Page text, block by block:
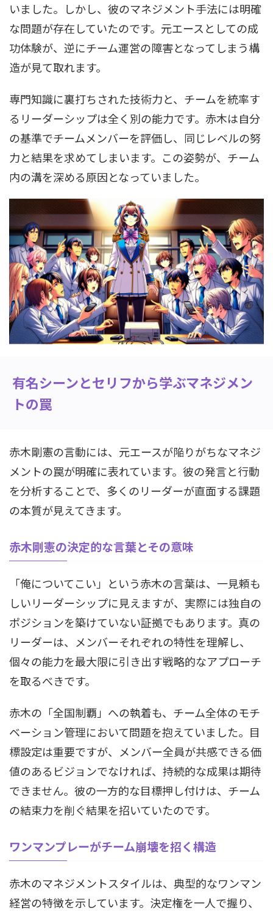
いました。しかし、彼のマネジメント手法には明確
な問題が存在していたのです。元エースとしての成
功体験が、逆にチーム運営の障害となってしまう構
造が見て取れます。
専門知識に裏打ちされた技術力と、チームを統率す
るリーダーシップは全く別の能力です。赤木は自分
の基準でチームメンバーを評価し、同じレベルの努
力と結果を求めてしまいます。この姿勢が、チーム
内の溝を深める原因となっていました。
有名シーンとセリフから学ぶマネジメン
トの罠
赤木剛憲の言動には、元エースが陥りがちなマネジ
メントの罠が明確に表れています。彼の発言と行動
を分析することで、多くのリーダーが直面する課題
の本質が見えてきます。
赤木剛憲の決定的な言葉とその意味
「俺についてこい」という赤木の言葉は、一見頼も
しいリーダーシップに見えますが、実際には独自の
ポジションを築けていない証拠でもあります。真の
リーダーは、メンバーそれぞれの特性を理解し、
個々の能力を最大限に引き出す戦略的なアプローチ
を取るべきです。
赤木の「全国制覇」への執着も、チーム全体のモチ
ベーション管理において問題を抱えていました。目
標設定は重要ですが、メンバー全員が共感できる価
値のあるビジョンでなければ、持続的な成果は期待
できません。彼の一方的な目標押し付けは、チーム
の結束力を削ぐ結果を招いていたのです。
ワンマンプレーがチーム崩壊を招く構造
赤木のマネジメントスタイルは、典型的なワンマン
経営の特徴を示しています。決定権を一人で握り、